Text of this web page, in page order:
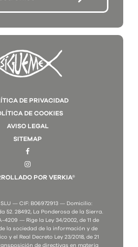
DE PRIVACIDAD
DE COOKIES
AVISO LEGAL
SITEMAP
POR VERKIA®
SLU — CIF: B06972913 — Domicilio:
52. 28492, La Ponderosa de la Sierra.
4209 — Rige la Ley 34/2002, de 11 de
la sociedad de la información y de
y el Real Decreto Ley 23/2018, de 21
de directivas en materia